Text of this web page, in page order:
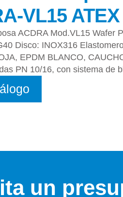
VL15 ATEX
ACDRA Mod.VL15 Wafer
Disco: INOX316
EPDM BLANCO,
PN 10/16, con sistema de
un